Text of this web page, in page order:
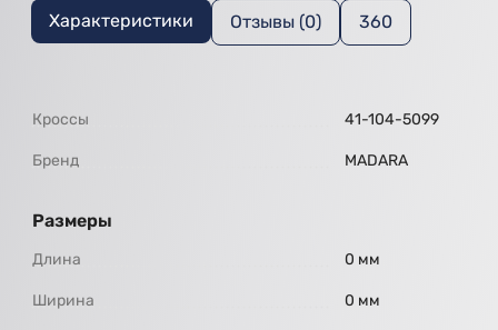
Характеристики Отзывы (0) 360
Кроссы 41-104-5099
Бренд МАDARA
Размеры
Длина 0 мм
Ширина 0 мм